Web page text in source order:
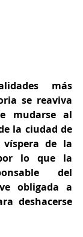
más
se reaviva
mudarse al
la ciudad de
de la
lo que la
del
obligada a
deshacerse